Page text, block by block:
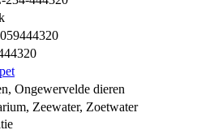
Ongewervelde dieren
Zeewater, Zoetwater